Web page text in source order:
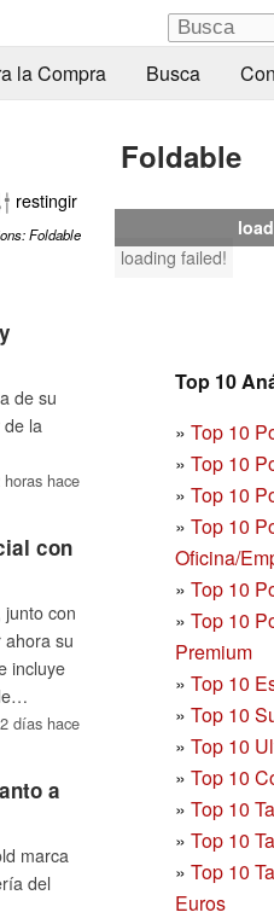
la Compra Busca
Foldable
loading failed!
Top 10
» Top 10
» Top 10
» Top 10
» Top 10
Oficina/
» Top 10
» Top 10
Premium
» Top 10
» Top 10
» Top 10
» Top 10
» Top 10
» Top 10
» Top 10
Euros
restingir
Foldable
de su
de la
hace
con
con
ahora su
incluye
2 días hace
a
marca
del